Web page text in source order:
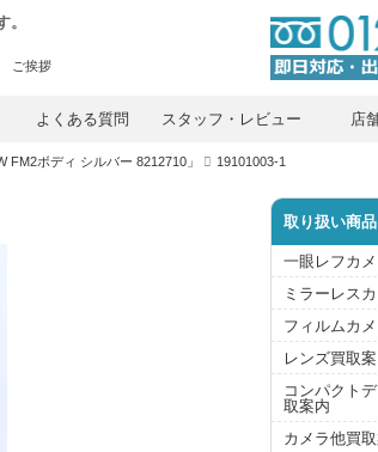
キ
ご挨拶
よくある質問 スタッフ・レビュー 店
FM2ボディ シルバー 8212710」 19101003-1
取り扱い商品
一眼レフカ
ミラーレス
フィルムカ
レンズ買取
コンパクト
取案内
カメラ他買